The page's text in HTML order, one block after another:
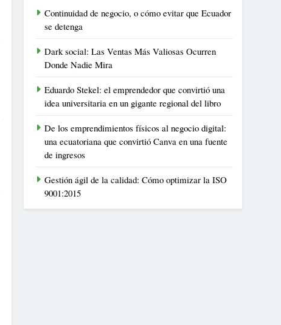
Continuidad de negocio, o cómo evitar que Ecuador
se detenga
Dark social: Las Ventas Más Valiosas Ocurren
Donde Nadie Mira
Eduardo Stekel: el emprendedor que convirtió una
idea universitaria en un gigante regional del libro
De los emprendimientos físicos al negocio digital:
una ecuatoriana que convirtió Canva en una fuente
de ingresos
Gestión ágil de la calidad: Cómo optimizar la ISO
9001:2015